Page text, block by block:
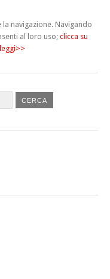
navigazione. Navigando
al loro uso; clicca su
leggi>>